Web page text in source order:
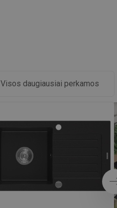
Visos daugiausiai perkamos